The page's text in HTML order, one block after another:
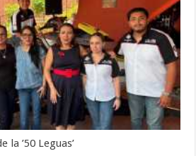
la ’50 Leguas’